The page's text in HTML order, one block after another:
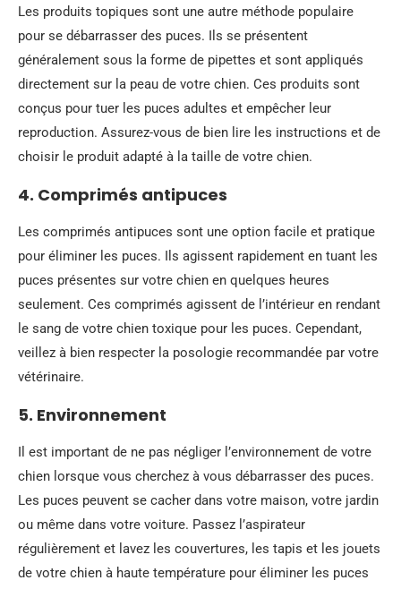
Les produits topiques sont une autre méthode populaire
pour se débarrasser des puces. Ils se présentent
généralement sous la forme de pipettes et sont appliqués
directement sur la peau de votre chien. Ces produits sont
conçus pour tuer les puces adultes et empêcher leur
reproduction. Assurez-vous de bien lire les instructions et de
choisir le produit adapté à la taille de votre chien.
4. Comprimés antipuces
Les comprimés antipuces sont une option facile et pratique
pour éliminer les puces. Ils agissent rapidement en tuant les
puces présentes sur votre chien en quelques heures
seulement. Ces comprimés agissent de l’intérieur en rendant
le sang de votre chien toxique pour les puces. Cependant,
veillez à bien respecter la posologie recommandée par votre
vétérinaire.
5. Environnement
Il est important de ne pas négliger l’environnement de votre
chien lorsque vous cherchez à vous débarrasser des puces.
Les puces peuvent se cacher dans votre maison, votre jardin
ou même dans votre voiture. Passez l’aspirateur
régulièrement et lavez les couvertures, les tapis et les jouets
de votre chien à haute température pour éliminer les puces